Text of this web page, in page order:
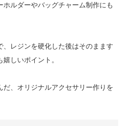
ルダーやバッグチャーム制作にも
、レジンを硬化した後はそのまます
しいポイント。
、オリジナルアクセサリー作りを